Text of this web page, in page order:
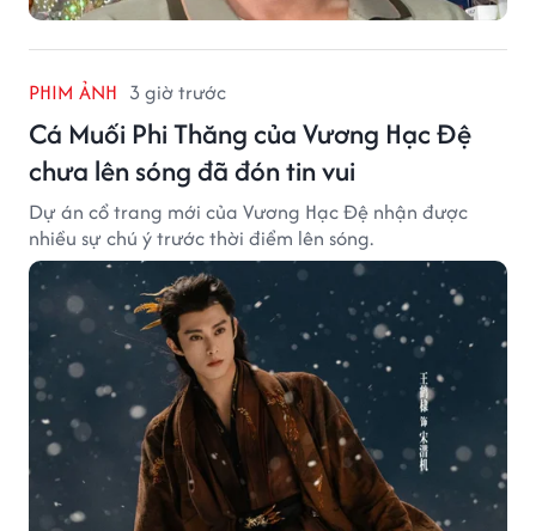
PHIM ẢNH 3 giờ trước
Cá Muối Phi Thăng của Vương Hạc Đệ
chưa lên sóng đã đón tin vui
Dự án cổ trang mới của Vương Hạc Đệ nhận được
nhiều sự chú ý trước thời điểm lên sóng.